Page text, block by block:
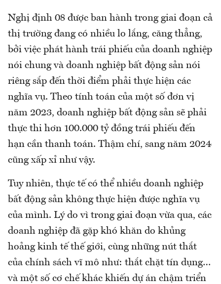
Nghị định 08 được ban hành trong giai đoạn cả
thị trường đang có nhiều lo lắng, căng thẳng,
bởi việc phát hành trái phiếu của doanh nghiệp
nói chung và doanh nghiệp bất động sản nói
riêng sắp đến thời điểm phải thực hiện các
nghĩa vụ. Theo tính toán của một số đơn vị
năm 2023, doanh nghiệp bất động sản sẽ phải
thực thi hơn 100.000 tỷ đồng trái phiếu đến
hạn cần thanh toán. Thậm chí, sang năm 2024
cũng xấp xỉ như vậy.
Tuy nhiên, thực tế có thể nhiều doanh nghiệp
bất động sản không thực hiện được nghĩa vụ
của mình. Lý do vì trong giai đoạn vừa qua, các
doanh nghiệp đã gặp khó khăn do khủng
hoảng kinh tế thế giới, cùng những nút thắt
của chính sách vĩ mô như: thắt chặt tín dụng…
và một số cơ chế khác khiến dự án chậm triển